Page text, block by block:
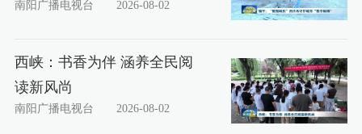
南阳广播电视台 2026-08-02
西峡：书香为伴 涵养全民阅
读新风尚
南阳广播电视台 2026-08-02